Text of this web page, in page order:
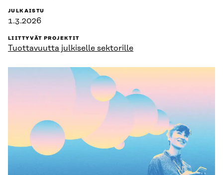
JULKAISTU
1.3.2026
LIITTYVÄT PROJEKTIT
Tuottavuutta julkiselle sektorille